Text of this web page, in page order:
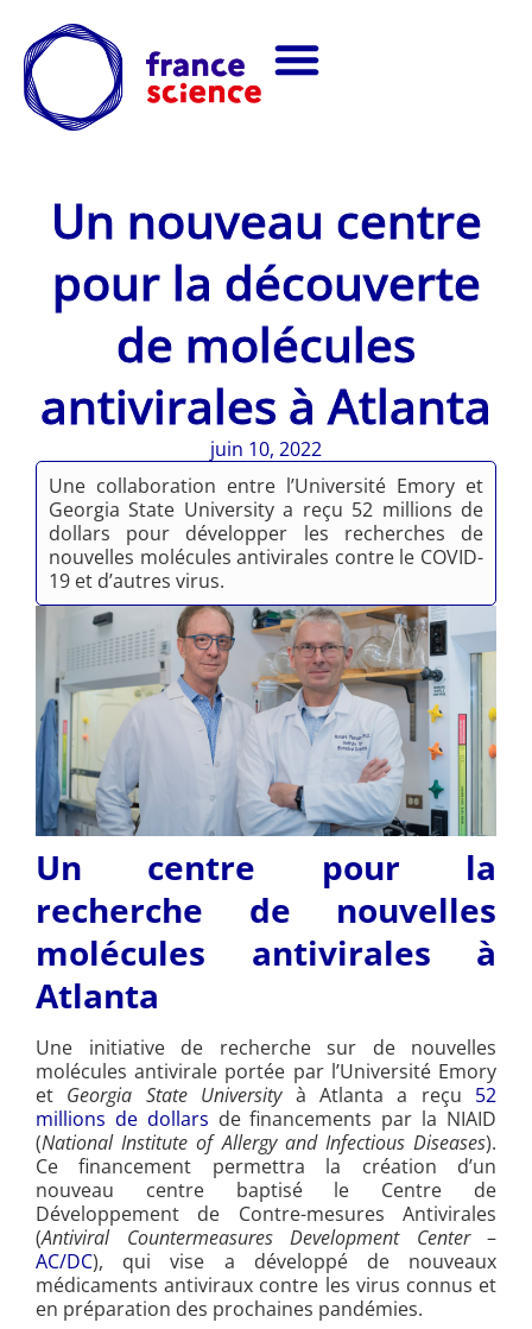
Un nouveau centre
pour la découverte
de molécules
antivirales à Atlanta
juin 10, 2022
Une collaboration entre l’Université Emory et
Georgia State University a reçu 52 millions de
dollars pour développer les recherches de
nouvelles molécules antivirales contre le COVID-
19 et d’autres virus.
Un centre pour la
recherche de nouvelles
molécules antivirales à
Atlanta
Une initiative de recherche sur de nouvelles
molécules antivirale portée par l’Université Emory
et Georgia State University à Atlanta a reçu 52
millions de dollars de financements par la NIAID
(National Institute of Allergy and Infectious Diseases).
Ce financement permettra la création d’un
nouveau centre baptisé le Centre de
Développement de Contre-mesures Antivirales
(Antiviral Countermeasures Development Center–
AC/DC), qui vise a développé de nouveaux
médicaments antiviraux contre les virus connus et
en préparation des prochaines pandémies.